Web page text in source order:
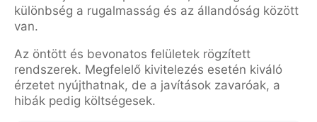
különbség a rugalmasság és az állandóság között
van.
Az öntött és bevonatos felületek rögzített
rendszerek. Megfelelő kivitelezés esetén kiváló
érzetet nyújthatnak, de a javítások zavaróak, a
hibák pedig költségesek.